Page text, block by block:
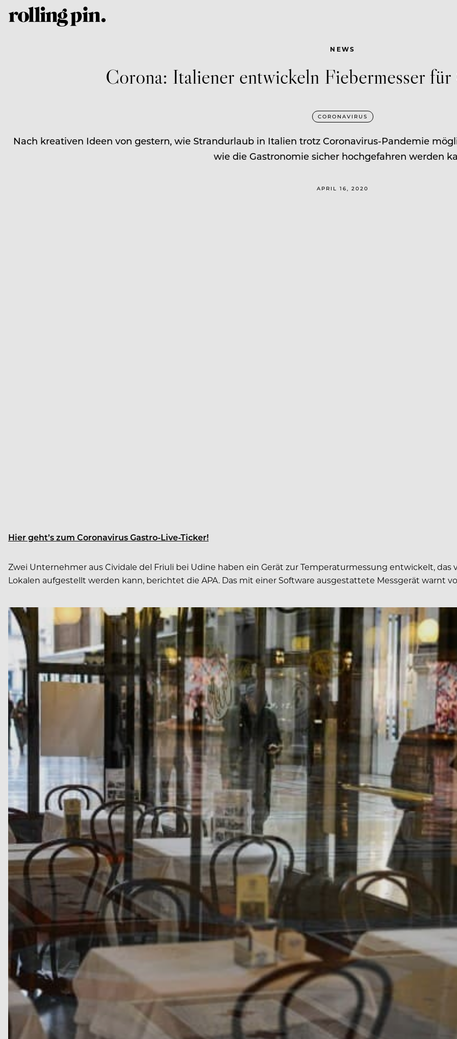
NEWS
Corona: Italiener entwickeln Fiebermesser
CORONAVIRUS
Nach kreativen Ideen von gestern, wie Strandurlaub in Italien trotz Coronavirus-Pandemie
wie die Gastronomie sicher hochgefahren werden
APRIL 16, 2020
Hier geht’s zum Coronavirus Gastro-Live-Ticker!
Zwei Unternehmer aus Cividale del Friuli bei Udine haben ein Gerät zur Temperaturmessung entwickelt,
Lokalen aufgestellt werden kann, berichtet die APA. Das mit einer Software ausgestattete Messgerät warnt